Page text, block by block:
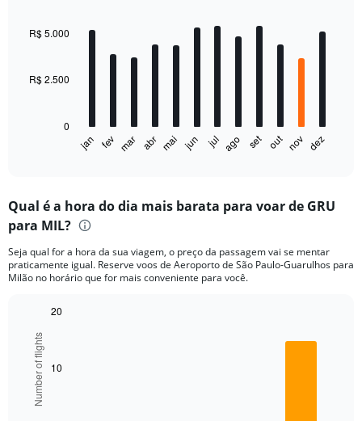
with
The
Range:
12
The
chart
has
axis
displaying
values.
Range:
jan fev mar abr mai jun jul ago set out nov dez
0
R$ 2.500
R$ 5.000
Qual é a hora do dia mais barata para voar de GRU
para MIL?
Seja qual for a hora da sua viagem, o preço da passagem vai se mentar
praticamente igual. Reserve voos de Aeroporto de São Paulo-Guarulhos para
Milão no horário que for mais conveniente para você.
chart
with
bars.
The
graphic.
Number of flights 10
20